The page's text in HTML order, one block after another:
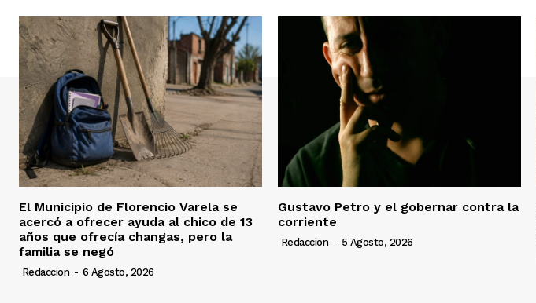
El Municipio de Florencio Varela se
acercó a ofrecer ayuda al chico de 13
años que ofrecía changas, pero la
familia se negó
Redaccion - 6 Agosto, 2026
Gustavo Petro y el gobernar contra la
corriente
Redaccion - 5 Agosto, 2026